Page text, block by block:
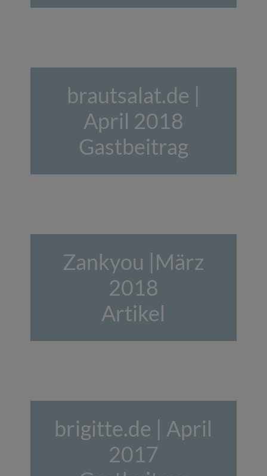
brautsalat.de |
April 2018
Gastbeitrag
Zankyou |März
2018
Artikel
brigitte.de | April
2017